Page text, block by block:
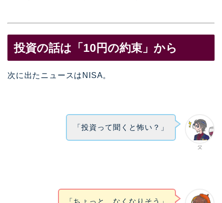
投資の話は「10円の約束」から
次に出たニュースはNISA。
父
「投資って聞くと怖い？」